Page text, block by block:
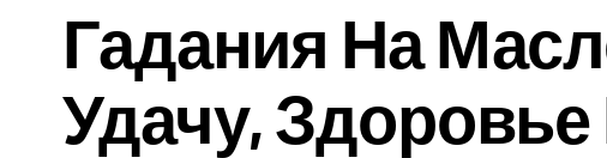
Гадания На
Удачу,